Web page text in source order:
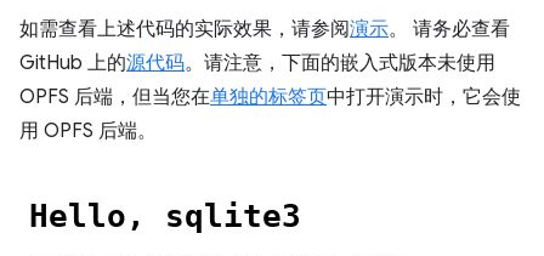
如需查看上述代码的实际效果，请参阅演示。 请务必查看
GitHub 上的源代码。请注意，下面的嵌入式版本未使用
OPFS 后端，但当您在单独的标签页中打开演示时，它会使
用 OPFS 后端。